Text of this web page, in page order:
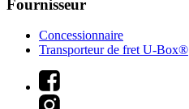
Fournisseur
Concessionnaire
Transporteur de fret U-Box®